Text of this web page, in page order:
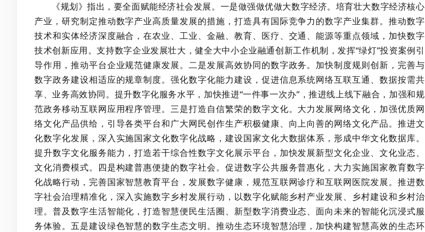
《规划》指出，要全面赋能经济社会发展。一是做强做优做大数字经济。培育壮大数字经济核心
产业，研究制定推动数字产业高质量发展的措施，打造具有国际竞争力的数字产业集群。推动数字
技术和实体经济深度融合，在农业、工业、金融、教育、医疗、交通、能源等重点领域，加快数字
技术创新应用。支持数字企业发展壮大，健全大中小企业融通创新工作机制，发挥“绿灯”投资案例引
导作用，推动平台企业规范健康发展。二是发展高效协同的数字政务。加快制度规则创新，完善与
数字政务建设相适应的规章制度。强化数字化能力建设，促进信息系统网络互联互通、数据按需共
享、业务高效协同。提升数字化服务水平，加快推进“一件事一次办”，推进线上线下融合，加强和规
范政务移动互联网应用程序管理。三是打造自信繁荣的数字文化。大力发展网络文化，加强优质网
络文化产品供给，引导各类平台和广大网民创作生产积极健康、向上向善的网络文化产品。推进文
化数字化发展，深入实施国家文化数字化战略，建设国家文化大数据体系，形成中华文化数据库。
提升数字文化服务能力，打造若干综合性数字文化展示平台，加快发展新型文化企业、文化业态、
文化消费模式。四是构建普惠便捷的数字社会。促进数字公共服务普惠化，大力实施国家教育数字
化战略行动，完善国家智慧教育平台，发展数字健康，规范互联网诊疗和互联网医院发展。推进数
字社会治理精准化，深入实施数字乡村发展行动，以数字化赋能乡村产业发展、乡村建设和乡村治
理。普及数字生活智能化，打造智慧便民生活圈、新型数字消费业态、面向未来的智能化沉浸式服
务体验。五是建设绿色智慧的数字生态文明。推动生态环境智慧治理，加快构建智慧高效的生态环